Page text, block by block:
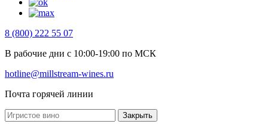
8 (800) 222 55 07
В рабочие дни с 10:00-19:00 по МСК
hotline@millstream-wines.ru
Почта горячей линии
Закрыть